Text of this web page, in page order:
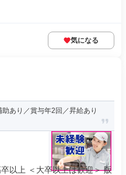
気になる
あり／賞与年2回／昇給あり
以上 ＜大卒以上は歓迎＞ 販